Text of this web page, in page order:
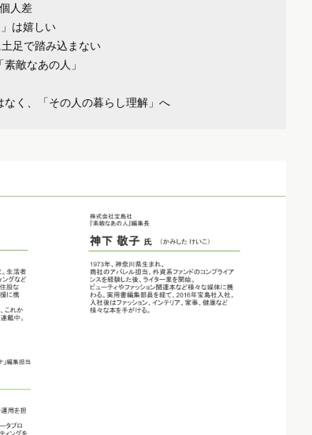
人差
は嬉しい
足で踏み込まない
敵なあの人」
く、「その人の暮らし理解」へ